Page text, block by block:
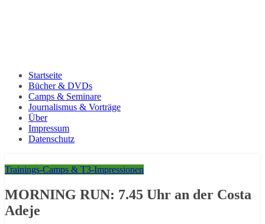
Startseite
Bücher & DVDs
Camps & Seminare
Journalismus & Vorträge
Über
Impressum
Datenschutz
Trainings-Camps & T3-Impressionen
MORNING RUN: 7.45 Uhr an der Costa
Adeje